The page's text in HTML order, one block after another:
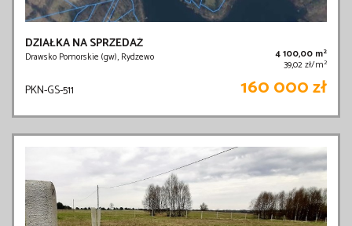
DZIAŁKA NA SPRZEDAŻ
Drawsko Pomorskie (gw), Rydzewo 4 100,00 m2
39,02 zł/m2
PKN-GS-511 160 000 zł